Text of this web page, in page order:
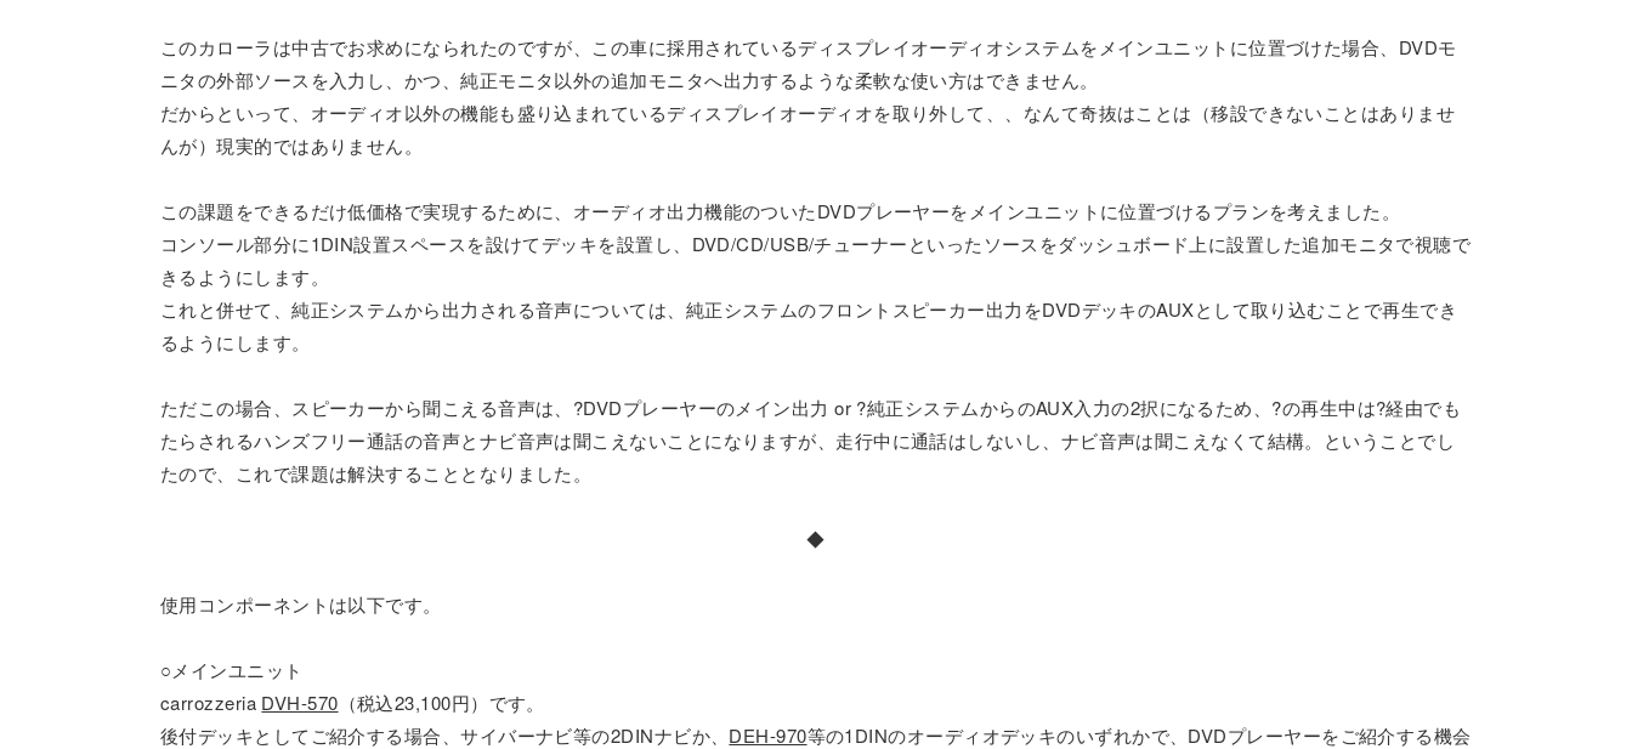
このカローラは中古でお求めになられたのですが、この車に採用されているディスプレイオーディオシステムをメインユニットに位置づけた場合、DVDモ
ニタの外部ソースを入力し、かつ、純正モニタ以外の追加モニタへ出力するような柔軟な使い方はできません。
だからといって、オーディオ以外の機能も盛り込まれているディスプレイオーディオを取り外して、、なんて奇抜はことは（移設できないことはありませ
んが）現実的ではありません。
この課題をできるだけ低価格で実現するために、オーディオ出力機能のついたDVDプレーヤーをメインユニットに位置づけるプランを考えました。
コンソール部分に1DIN設置スペースを設けてデッキを設置し、DVD/CD/USB/チューナーといったソースをダッシュボード上に設置した追加モニタで視聴で
きるようにします。
これと併せて、純正システムから出力される音声については、純正システムのフロントスピーカー出力をDVDデッキのAUXとして取り込むことで再生でき
るようにします。
ただこの場合、スピーカーから聞こえる音声は、?DVDプレーヤーのメイン出力 or ?純正システムからのAUX入力の2択になるため、?の再生中は?経由でも
たらされるハンズフリー通話の音声とナビ音声は聞こえないことになりますが、走行中に通話はしないし、ナビ音声は聞こえなくて結構。ということでし
たので、これで課題は解決することとなりました。
◆
使用コンポーネントは以下です。
○メインユニット
carrozzeria DVH-570 （税込23,100円）です。
後付デッキとしてご紹介する場合、サイバーナビ等の2DINナビか、 DEH-970等の1DINのオーディオデッキのいずれかで、DVDプレーヤーをご紹介する機会